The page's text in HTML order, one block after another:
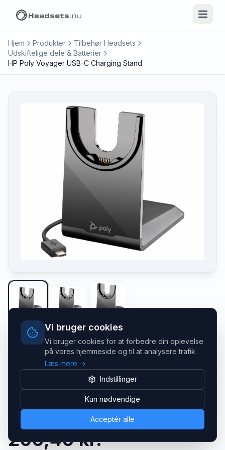
Vi bruger cookies
Vi bruger cookies for at forbedre din oplevelse
på vores hjemmeside og til at analysere trafik.
Læs mere →
Indstillinger
Kun nødvendige
Acceptér alle
Hjem Produkter
Tilbehør Headsets
Udskiftelige dele & Batterier
HP Poly Voyager USB-C Charging Stand
HP POLY
HP Poly Voyager USB-C Charging
MPN: 783R7AA
260,40 kr.